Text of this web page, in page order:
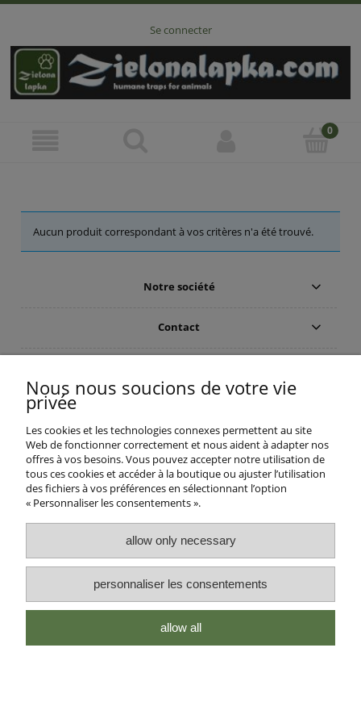
Se connecter
Aucun produit correspondant à vos critères n'a été trouvé.
Notre société
Contact
voir la version complète du site
Nous nous soucions de votre vie
privée
Les cookies et les technologies connexes permettent au site
Web de fonctionner correctement et nous aident à adapter nos
offres à vos besoins. Vous pouvez accepter notre utilisation de
tous ces cookies et accéder à la boutique ou ajuster l’utilisation
des fichiers à vos préférences en sélectionnant l’option
« Personnaliser les consentements ».
allow only necessary
personnaliser les consentements
allow all